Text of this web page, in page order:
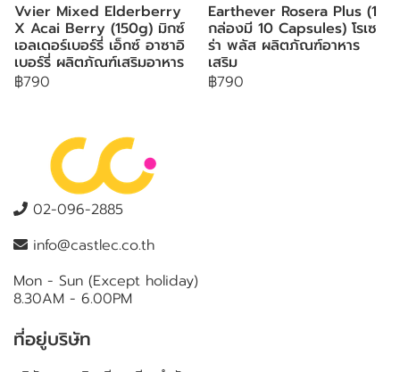
Vvier Mixed Elderberry
X Acai Berry (150g) มิกซ์
เอลเดอร์เบอร์รี่ เอ็กซ์ อาซาอิ
เบอร์รี่ ผลิตภัณฑ์เสริมอาหาร
฿790
Earthever Rosera Plus (1
กล่องมี 10 Capsules) โรเซ
ร่า พลัส ผลิตภัณฑ์อาหาร
เสริม
฿790
02-096-2885
info@castlec.co.th
Mon - Sun (Except holiday)
8.30AM - 6.00PM
ที่อยู่บริษัท